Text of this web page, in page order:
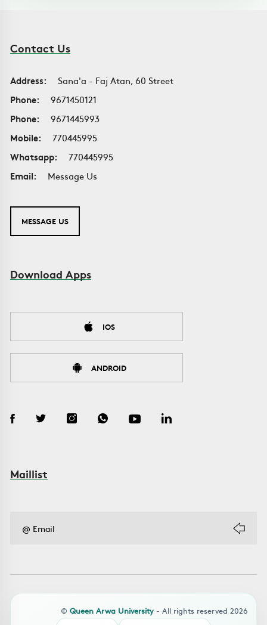
Contact Us
Address:
Sana'a - Faj Atan, 60 Street
Phone:
9671450121
Phone:
9671445993
Mobile:
770445995
Whatsapp:
770445995
Email:
Message Us
MESSAGE US
Download Apps
IOS
ANDROID
Maillist
© Queen Arwa University - All rights reserved 2026